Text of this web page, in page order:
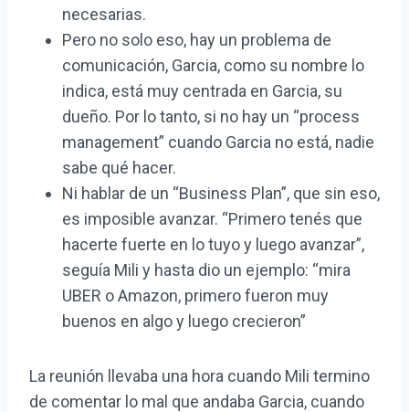
necesarias.
Pero no solo eso, hay un problema de
comunicación, Garcia, como su nombre lo
indica, está muy centrada en Garcia, su
dueño. Por lo tanto, si no hay un “process
management” cuando Garcia no está, nadie
sabe qué hacer.
Ni hablar de un “Business Plan”, que sin eso,
es imposible avanzar. “Primero tenés que
hacerte fuerte en lo tuyo y luego avanzar”,
seguía Mili y hasta dio un ejemplo: “mira
UBER o Amazon, primero fueron muy
buenos en algo y luego crecieron”
La reunión llevaba una hora cuando Mili termino
de comentar lo mal que andaba Garcia, cuando